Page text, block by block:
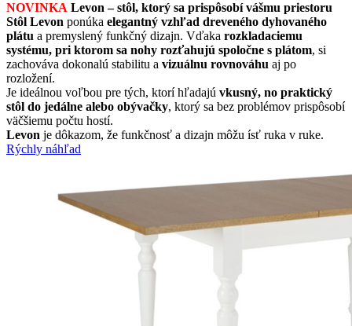
NOVINKA Levon – stôl, ktorý sa prispôsobí vášmu priestoru
Stôl Levon ponúka elegantný vzhľad dreveného dyhovaného
plátu a premyslený funkčný dizajn. Vďaka rozkladaciemu
systému, pri ktorom sa nohy rozťahujú spoločne s plátom, si
zachováva dokonalú stabilitu a vizuálnu rovnováhu aj po
rozložení.
Je ideálnou voľbou pre tých, ktorí hľadajú vkusný, no praktický
stôl do jedálne alebo obývačky, ktorý sa bez problémov prispôsobí
väčšiemu počtu hostí.
Levon je dôkazom, že funkčnosť a dizajn môžu ísť ruka v ruke.
Rýchly náhľad